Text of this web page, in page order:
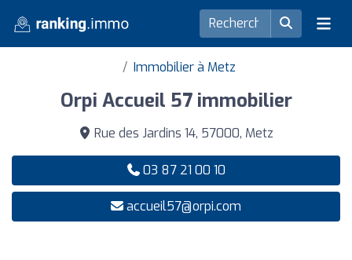
Immobilier à Metz
Orpi Accueil 57 immobilier
Rue des Jardins 14, 57000, Metz
03 87 21 00 10
accueil57@orpi.com